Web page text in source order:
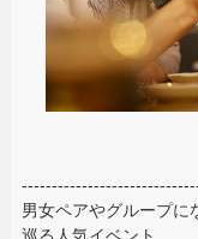
男女ペアやグループに